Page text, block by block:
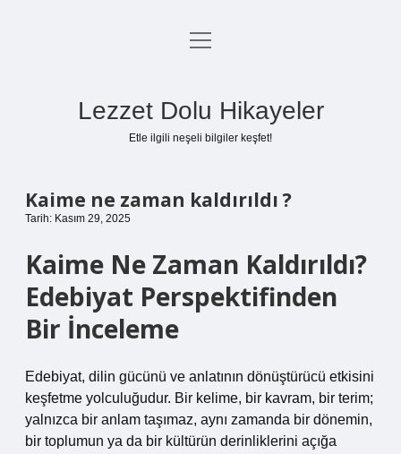
Anasayfa
menüyü
Lezzet Dolu Hikayeler
Etle ilgili neşeli bilgiler keşfet!
Kaime ne zaman kaldırıldı ?
Tarih: Kasım 29, 2025
Kaime Ne Zaman Kaldırıldı?
Edebiyat Perspektifinden
Bir İnceleme
Edebiyat, dilin gücünü ve anlatının dönüştürücü etkisini
keşfetme yolculuğudur. Bir kelime, bir kavram, bir terim;
yalnızca bir anlam taşımaz, aynı zamanda bir dönemin,
bir toplumun ya da bir kültürün derinliklerini açığa